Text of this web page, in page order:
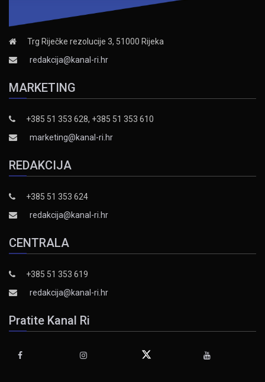
Trg Riječke rezolucije 3, 51000 Rijeka
redakcija@kanal-ri.hr
MARKETING
+385 51 353 628, +385 51 353 610
marketing@kanal-ri.hr
REDAKCIJA
+385 51 353 624
redakcija@kanal-ri.hr
CENTRALA
+385 51 353 619
redakcija@kanal-ri.hr
Pratite Kanal Ri